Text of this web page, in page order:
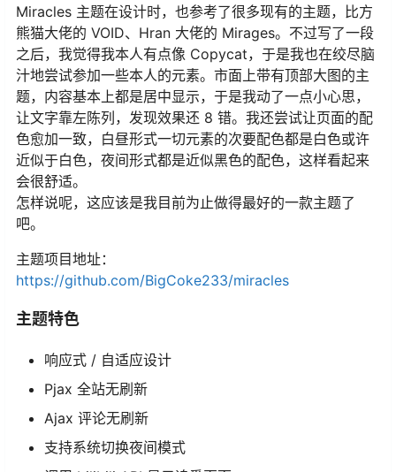
Miracles 主题在设计时，也参考了很多现有的主题，比方
熊猫大佬的 VOID、Hran 大佬的 Mirages。不过写了一段
之后，我觉得我本人有点像 Copycat，于是我也在绞尽脑
汁地尝试参加一些本人的元素。市面上带有顶部大图的主
题，内容基本上都是居中显示，于是我动了一点小心思，
让文字靠左陈列，发现效果还 8 错。我还尝试让页面的配
色愈加一致，白昼形式一切元素的次要配色都是白色或许
近似于白色，夜间形式都是近似黑色的配色，这样看起来
会很舒适。
怎样说呢，这应该是我目前为止做得最好的一款主题了
吧。
主题项目地址：
https://github.com/BigCoke233/miracles
主题特色
响应式 / 自适应设计
Pjax 全站无刷新
Ajax 评论无刷新
支持系统切换夜间模式